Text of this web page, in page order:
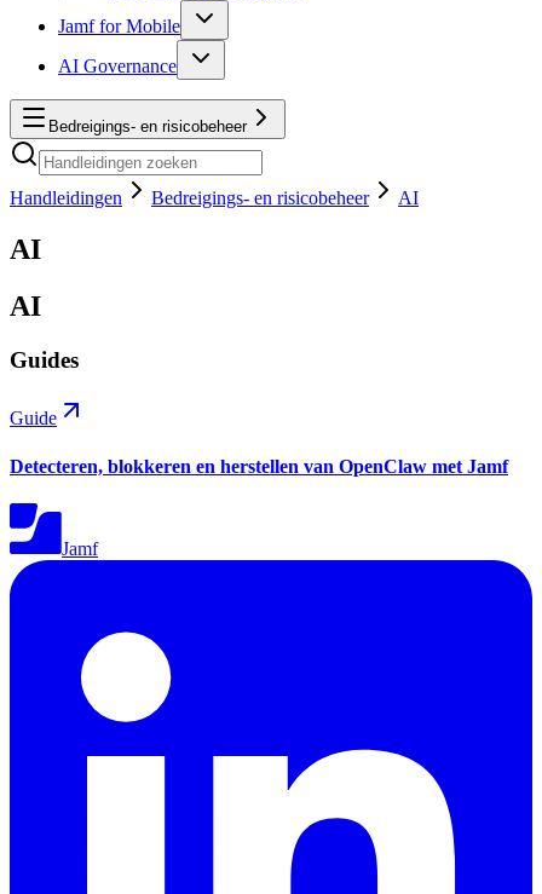
Jamf for Mobile
AI Governance
Bedreigings- en risicobeheer
Handleidingen Bedreigings- en risicobeheer AI
AI
AI
Guides
Guide
Detecteren, blokkeren en herstellen van OpenClaw met Jamf
Jamf